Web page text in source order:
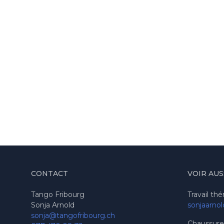
CONTACT
Tango Fribourg
Sonja Arnold
sonja@tangofribourg.ch
VOIR
Travail